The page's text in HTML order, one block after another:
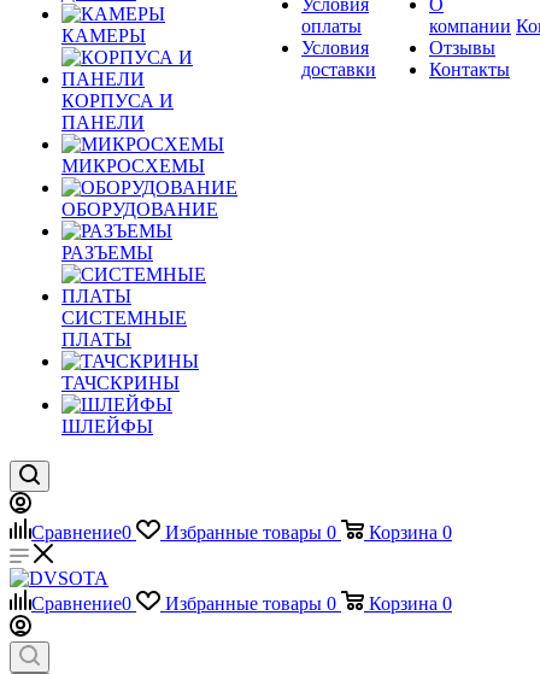
КАМЕРЫ
КОРПУСА И
ПАНЕЛИ
МИКРОСХЕМЫ
ОБОРУДОВАНИЕ
РАЗЪЕМЫ
СИСТЕМНЫЕ
ПЛАТЫ
ТАЧСКРИНЫ
ШЛЕЙФЫ
Условия
оплаты
Условия
доставки
О
компании
Отзывы
Контакты
Сравнение0 Избранные товары 0 Корзина 0
Сравнение0 Избранные товары 0 Корзина 0